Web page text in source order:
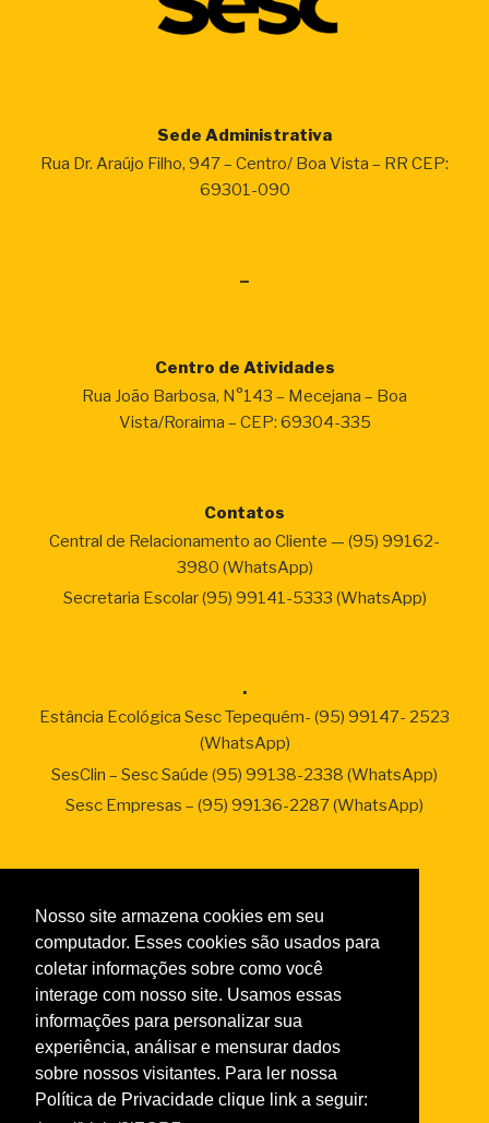
Nosso site armazena cookies em seu
computador. Esses cookies são usados para
coletar informações sobre como você
interage com nosso site. Usamos essas
informações para personalizar sua
experiência, análisar e mensurar dados
sobre nossos visitantes. Para ler nossa
Política de Privacidade clique link a seguir:
Sede Administrativa
Rua Dr. Araújo Filho, 947 – Centro/ Boa Vista – RR CEP:
69301-090
–
Centro de Atividades
Rua João Barbosa, N°143 – Mecejana – Boa
Vista/Roraima – CEP: 69304-335
Contatos
Central de Relacionamento ao Cliente — (95) 99162-
3980 (WhatsApp)
Secretaria Escolar (95) 99141-5333 (WhatsApp)
.
Estância Ecológica Sesc Tepequém- (95) 99147- 2523
(WhatsApp)
SesClin – Sesc Saúde (95) 99138-2338 (WhatsApp)
Sesc Empresas – (95) 99136-2287 (WhatsApp)
Taxas de Serviços 2026
Normas da Academia
Normas do Turismo Social
Normas de Atendimento da Odontologia
Normas Cursos Livres Cultura